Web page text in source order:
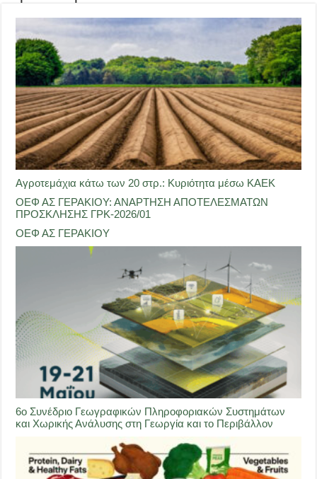
Αγροτεμάχια κάτω των 20 στρ.: Κυριότητα μέσω ΚΑΕΚ
ΟΕΦ ΑΣ ΓΕΡΑΚΙΟΥ: ΑΝΑΡΤΗΣΗ ΑΠΟΤΕΛΕΣΜΑΤΩΝ
ΠΡΟΣΚΛΗΣΗΣ ΓΡΚ-2026/01
ΟΕΦ ΑΣ ΓΕΡΑΚΙΟΥ
6ο Συνέδριο Γεωγραφικών Πληροφοριακών Συστημάτων
και Χωρικής Ανάλυσης στη Γεωργία και το Περιβάλλον